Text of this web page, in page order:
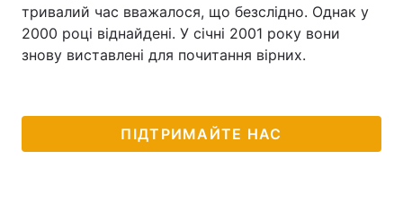
Архів Вакансії
Контакти
тривалий час вважалося, що безслідно. Однак у
2000 році віднайдені. У січні 2001 року вони
знову виставлені для почитання вірних.
ПІДТРИМАЙТЕ НАС